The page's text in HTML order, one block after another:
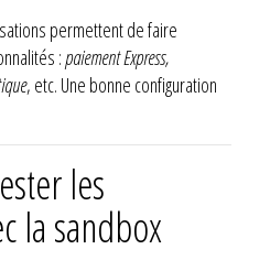
permettent de faire
:paiement Express,
, etc. Une bonne configuration
les
la sandbox